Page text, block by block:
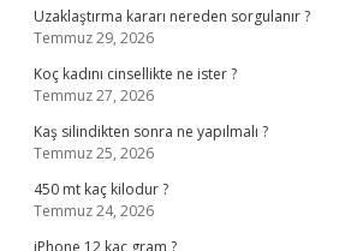
Uzaklaştırma kararı nereden sorgulanır ?
Temmuz 29, 2026
Koç kadını cinsellikte ne ister ?
Temmuz 27, 2026
Kaş silindikten sonra ne yapılmalı ?
Temmuz 25, 2026
450 mt kaç kilodur ?
Temmuz 24, 2026
iPhone 12 kaç gram ?